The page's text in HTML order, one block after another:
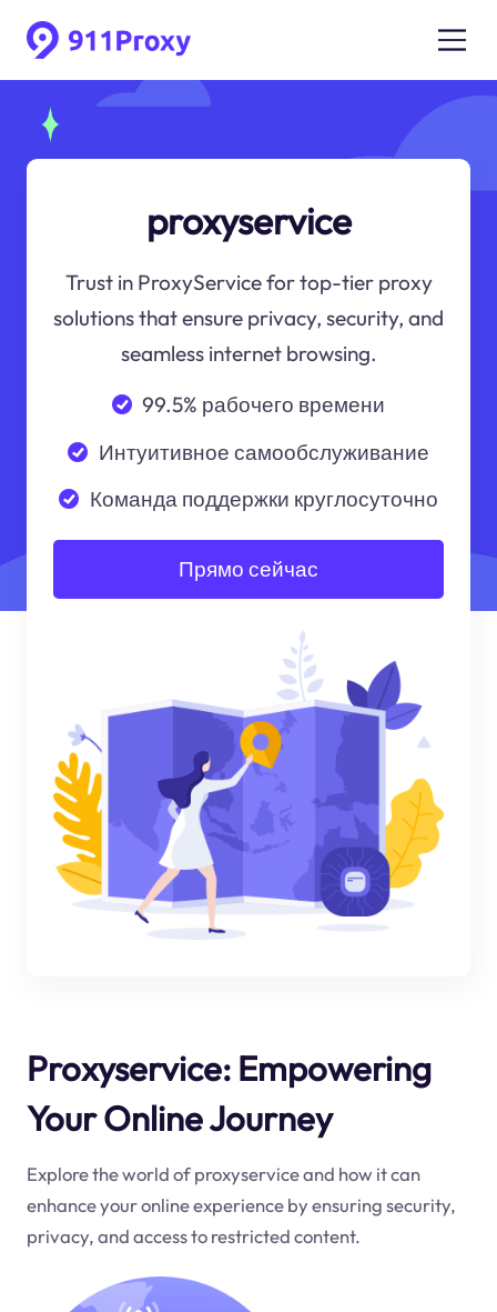
proxyservice
Trust in ProxyService for top-tier proxy
solutions that ensure privacy, security, and
seamless internet browsing.
99.5% рабочего времени
Интуитивное самообслуживание
Команда поддержки круглосуточно
Прямо сейчас
Proxyservice: Empowering
Your Online Journey
Explore the world of proxyservice and how it can
enhance your online experience by ensuring security,
privacy, and access to restricted content.